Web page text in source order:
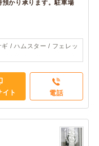
かり承ります。駐車場
/ ハムスター / フェレッ
イト 電話